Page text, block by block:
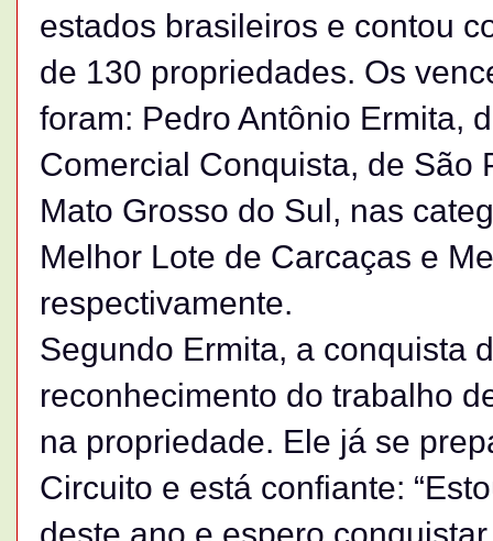
estados brasileiros e contou
de 130 propriedades. Os
foram: Pedro Antônio Ermita,
Comercial Conquista, de São
Mato Grosso do Sul, nas
Melhor Lote de Carcaças e
respectivamente.
Segundo Ermita, a conquista
reconhecimento do trabalho
na propriedade. Ele já se
Circuito e está confiante: